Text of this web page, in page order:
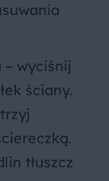
– wyciśnij
ściany.
tłuszcz